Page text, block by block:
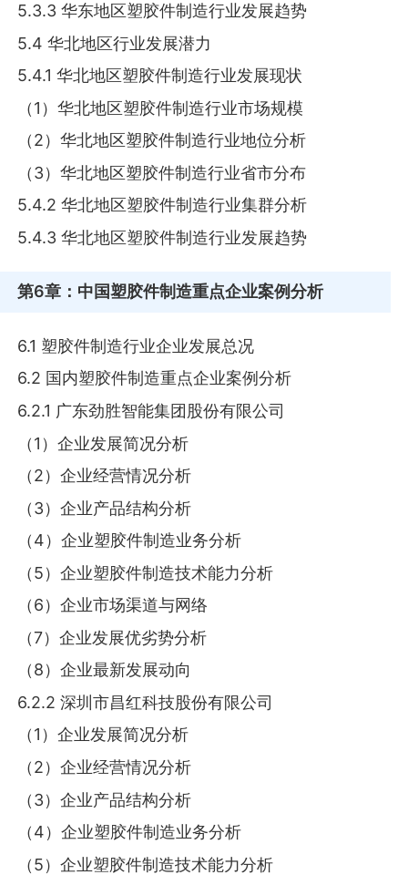
5.3.3 华东地区塑胶件制造行业发展趋势
5.4 华北地区行业发展潜力
5.4.1 华北地区塑胶件制造行业发展现状
（1）华北地区塑胶件制造行业市场规模
（2）华北地区塑胶件制造行业地位分析
（3）华北地区塑胶件制造行业省市分布
5.4.2 华北地区塑胶件制造行业集群分析
5.4.3 华北地区塑胶件制造行业发展趋势
第6章 ：中国塑胶件制造重点企业案例分析
6.1 塑胶件制造行业企业发展总况
6.2 国内塑胶件制造重点企业案例分析
6.2.1 广东劲胜智能集团股份有限公司
（1）企业发展简况分析
（2）企业经营情况分析
（3）企业产品结构分析
（4）企业塑胶件制造业务分析
（5）企业塑胶件制造技术能力分析
（6）企业市场渠道与网络
（7）企业发展优劣势分析
（8）企业最新发展动向
6.2.2 深圳市昌红科技股份有限公司
（1）企业发展简况分析
（2）企业经营情况分析
（3）企业产品结构分析
（4）企业塑胶件制造业务分析
（5）企业塑胶件制造技术能力分析